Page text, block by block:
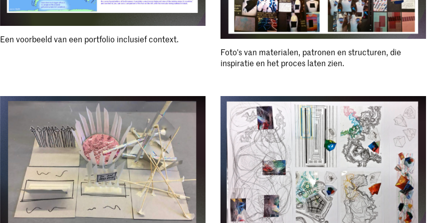
Een voorbeeld van een portfolio inclusief context.
Foto's van materialen, patronen en structuren, die
inspiratie en het proces laten zien.